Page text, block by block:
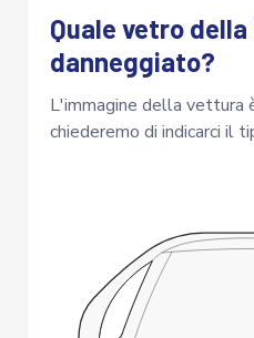
Quale vetro
danneggiato?
L'immagine della vettura
chiederemo di indicarci il